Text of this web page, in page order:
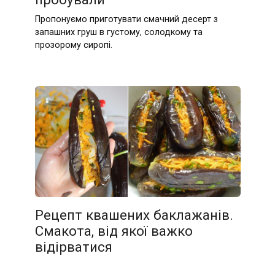
Пропонуємо приготувати смачний десерт з
запашних груш в густому, солодкому та
прозорому сиропі.
Рецепт квашених баклажанів.
Смакота, від якої важко
відірватися